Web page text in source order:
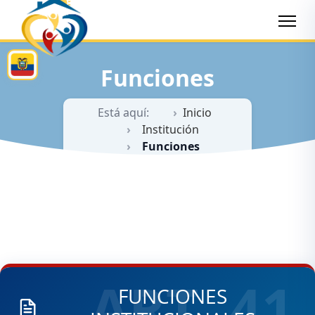
Funciones
Está aquí:
Inicio
Institución
Funciones
FUNCIONES